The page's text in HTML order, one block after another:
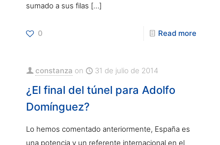
sumado a sus filas […]
0 Read more
constanza on 31 de julio de 2014
¿El final del túnel para Adolfo
Domínguez?
Lo hemos comentado anteriormente, España es
una potencia y un referente internacional en el